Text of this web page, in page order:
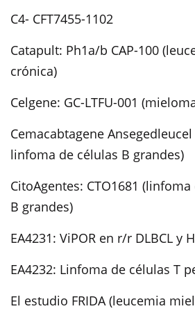
C4- CFT7455-1102
Catapult: Ph1a/b CAP-100
crónica)
Celgene: GC-LTFU-001
Cemacabtagene
linfoma de células B grandes)
CitoAgentes: CTO1681
B grandes)
EA4231: ViPOR en r/r DLBCL y
EA4232: Linfoma de células T
El estudio FRIDA (leucemia